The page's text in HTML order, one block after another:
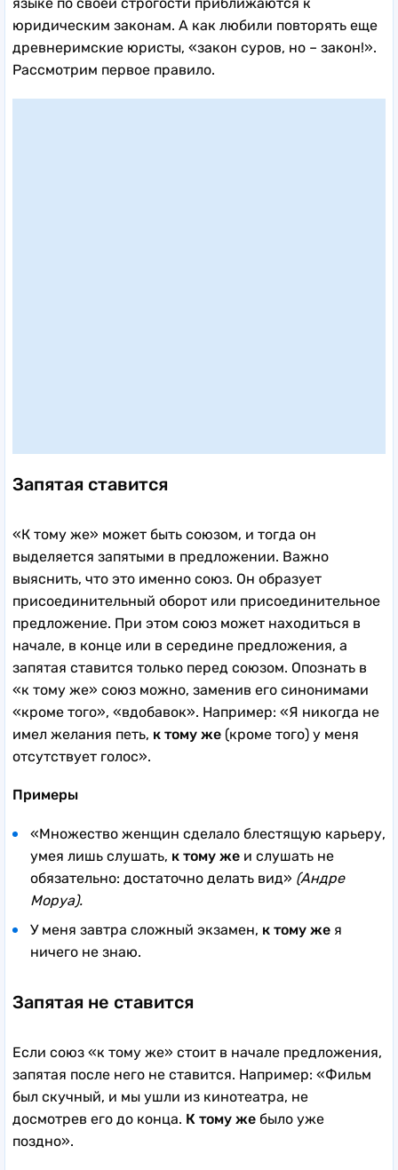
юридическим законам. А как любили повторять еще
древнеримские юристы, «закон суров, но – закон!».
Рассмотрим первое правило.
Запятая ставится
«К тому же» может быть союзом, и тогда он
выделяется запятыми в предложении. Важно
выяснить, что это именно союз. Он образует
присоединительный оборот или присоединительное
предложение. При этом союз может находиться в
начале, в конце или в середине предложения, а
запятая ставится только перед союзом. Опознать в
«к тому же» союз можно, заменив его синонимами
«кроме того», «вдобавок». Например: «Я никогда не
имел желания петь, к тому же (кроме того) у меня
отсутствует голос».
Примеры
«Множество женщин сделало блестящую карьеру,
умея лишь слушать, к тому же и слушать не
обязательно: достаточно делать вид» (Андре
Моруа).
У меня завтра сложный экзамен, к тому же я
ничего не знаю.
Запятая не ставится
Если союз «к тому же» стоит в начале предложения,
запятая после него не ставится. Например: «Фильм
был скучный, и мы ушли из кинотеатра, не
досмотрев его до конца. К тому же было уже
поздно».